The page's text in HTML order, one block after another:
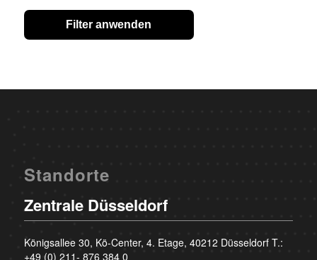
Filter anwenden
Standorte
Zentrale Düsseldorf
Königsallee 30, Kö-Center, 4. Etage, 40212 Düsseldorf T.:
+49 (0) 211- 876 384 0